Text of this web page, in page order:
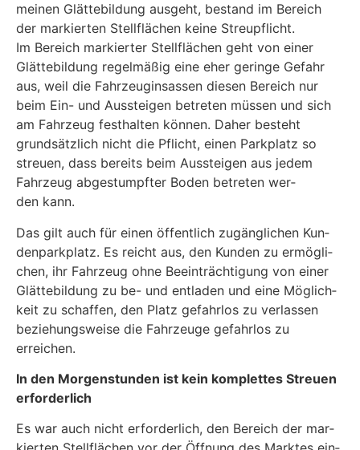
mei­nen Glät­te­bil­dung aus­geht, bestand im Bereich
der mar­kier­ten Stell­flä­chen kei­ne Streu­pflicht.
Im Bereich mar­kier­ter Stell­flä­chen geht von einer
Glät­te­bil­dung regel­mä­ßig eine eher gerin­ge Gefahr
aus, weil die Fahr­zeug­insas­sen die­sen Bereich nur
beim Ein- und Aus­stei­gen betre­ten müs­sen und sich
am Fahr­zeug fest­hal­ten kön­nen. Daher besteht
grund­sätz­lich nicht die Pflicht, einen Park­platz so
streu­en, dass bereits beim Aus­stei­gen aus jedem
Fahr­zeug abge­stumpf­ter Boden betre­ten wer­
den kann.
Das gilt auch für einen öffent­lich zugäng­li­chen Kun­
den­park­platz. Es reicht aus, den Kun­den zu ermög­li­
chen, ihr Fahr­zeug ohne Beein­träch­ti­gung von einer
Glät­te­bil­dung zu be- und ent­la­den und eine Mög­lich­
keit zu schaf­fen, den Platz gefahr­los zu ver­las­sen
bezie­hungs­wei­se die Fahr­zeu­ge gefahr­los zu
erreichen.
In den Mor­gen­stun­den ist kein kom­plet­tes Streu­en
erforderlich
Es war auch nicht erfor­der­lich, den Bereich der mar­